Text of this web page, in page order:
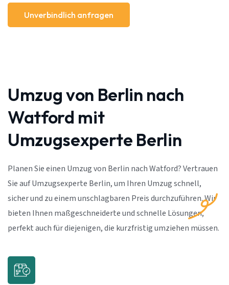
Unverbindlich anfragen
Umzug von Berlin nach
Watford mit
Umzugsexperte Berlin
Planen Sie einen Umzug von Berlin nach Watford? Vertrauen
Sie auf Umzugsexperte Berlin, um Ihren Umzug schnell,
sicher und zu einem unschlagbaren Preis durchzuführen. Wir
bieten Ihnen maßgeschneiderte und schnelle Lösungen,
perfekt auch für diejenigen, die kurzfristig umziehen müssen.